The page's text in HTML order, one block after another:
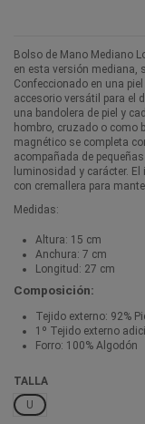
Bolso de Mano Mediano
en esta versión mediana,
Confeccionado en una
accesorio versátil para el
una bandolera de piel y
hombro, cruzado o como
magnético se completa
acompañada de
luminosidad y carácter.
con cremallera para
Medidas:
Altura: 15 cm
Anchura: 7 cm
Longitud: 27 cm
Composición:
Tejido externo: 92%
1º Tejido externo
Forro: 100% Algodón
TALLA
U